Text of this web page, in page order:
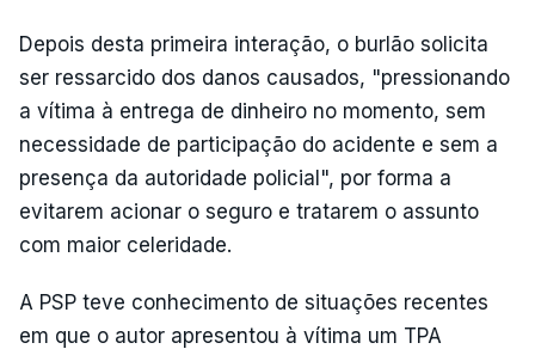
Depois desta primeira interação, o burlão solicita
ser ressarcido dos danos causados, "pressionando
a vítima à entrega de dinheiro no momento, sem
necessidade de participação do acidente e sem a
presença da autoridade policial", por forma a
evitarem acionar o seguro e tratarem o assunto
com maior celeridade.
A PSP teve conhecimento de situações recentes
em que o autor apresentou à vítima um TPA